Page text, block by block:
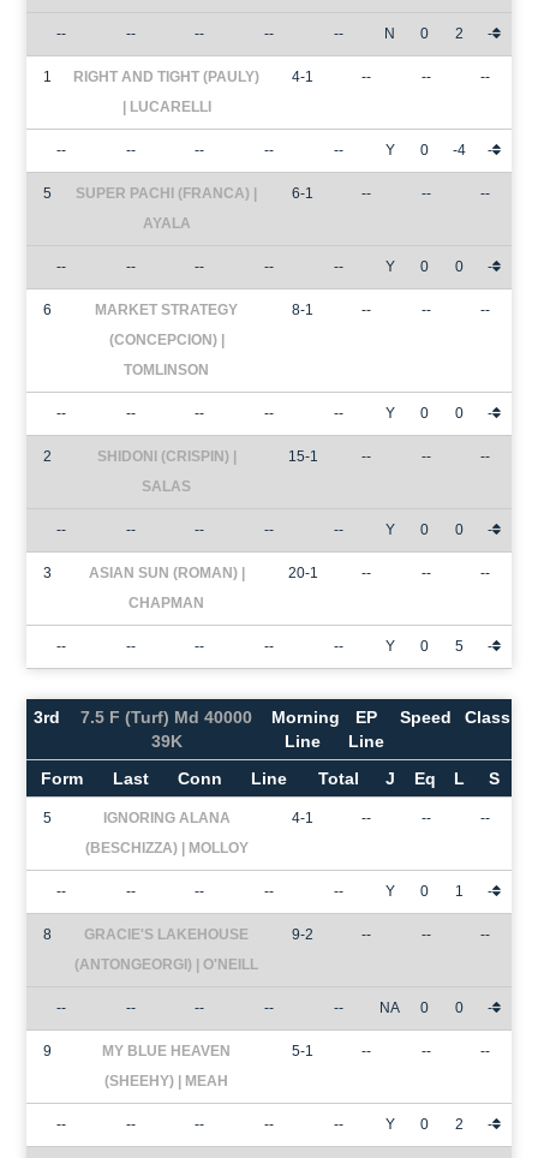
-- -- -- -- -- N 0 2 -
1
RIGHT AND TIGHT (PAULY)
| LUCARELLI
4-1 -- -- --
-- -- -- -- -- Y 0 -4 -
5
SUPER PACHI (FRANCA) |
AYALA
6-1 -- -- --
-- -- -- -- -- Y 0 0 -
6
MARKET STRATEGY
(CONCEPCION) |
TOMLINSON
8-1 -- -- --
-- -- -- -- -- Y 0 0 -
2
SHIDONI (CRISPIN) |
SALAS
15-1 -- -- --
-- -- -- -- -- Y 0 0 -
3
ASIAN SUN (ROMAN) |
CHAPMAN
20-1 -- -- --
-- -- -- -- -- Y 0 5 -
3rd
7.5 F (Turf) Md 40000
39K
Morning
Line
EP
Line
Speed Class
Form Last Conn Line Total J Eq L S
5
IGNORING ALANA
(BESCHIZZA) | MOLLOY
4-1 -- -- --
-- -- -- -- -- Y 0 1 -
8
GRACIE'S LAKEHOUSE
(ANTONGEORGI) | O'NEILL
9-2 -- -- --
-- -- -- -- -- NA 0 0 -
9
MY BLUE HEAVEN
(SHEEHY) | MEAH
5-1 -- -- --
-- -- -- -- -- Y 0 2 -